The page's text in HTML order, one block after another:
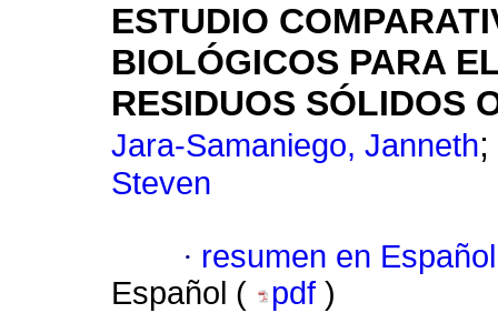
ESTUDIO
BIOLÓGICOS PARA
RESIDUOS SÓLIDOS
Jara-Samaniego, Janneth;
Steven
· resumen en Español
Español (
pdf )